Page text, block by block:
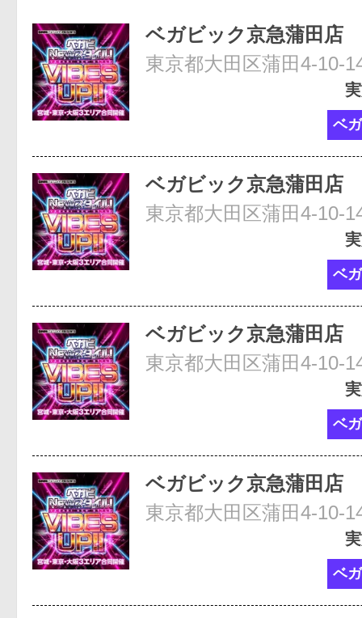
ベガビック京急蒲田店
東京都大田区蒲田4-10-
ベ
ベガビック京急蒲田店
東京都大田区蒲田4-10-
ベ
ベガビック京急蒲田店
東京都大田区蒲田4-10-
ベ
ベガビック京急蒲田店
東京都大田区蒲田4-10-
ベ